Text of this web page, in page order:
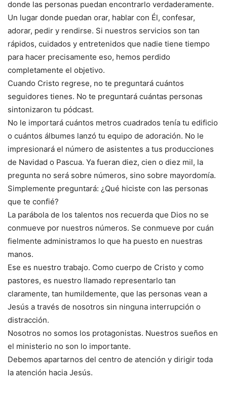
donde las personas puedan encontrarlo verdaderamente.
Un lugar donde puedan orar, hablar con Él, confesar,
adorar, pedir y rendirse. Si nuestros servicios son tan
rápidos, cuidados y entretenidos que nadie tiene tiempo
para hacer precisamente eso, hemos perdido
completamente el objetivo.
Cuando Cristo regrese, no te preguntará cuántos
seguidores tienes. No te preguntará cuántas personas
sintonizaron tu pódcast.
No le importará cuántos metros cuadrados tenía tu edificio
o cuántos álbumes lanzó tu equipo de adoración. No le
impresionará el número de asistentes a tus producciones
de Navidad o Pascua. Ya fueran diez, cien o diez mil, la
pregunta no será sobre números, sino sobre mayordomía.
Simplemente preguntará: ¿Qué hiciste con las personas
que te confié?
La parábola de los talentos nos recuerda que Dios no se
conmueve por nuestros números. Se conmueve por cuán
fielmente administramos lo que ha puesto en nuestras
manos.
Ese es nuestro trabajo. Como cuerpo de Cristo y como
pastores, es nuestro llamado representarlo tan
claramente, tan humildemente, que las personas vean a
Jesús a través de nosotros sin ninguna interrupción o
distracción.
Nosotros no somos los protagonistas. Nuestros sueños en
el ministerio no son lo importante.
Debemos apartarnos del centro de atención y dirigir toda
la atención hacia Jesús.